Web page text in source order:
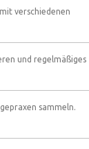
verschiedenen
und regelmäßiges
sammeln.